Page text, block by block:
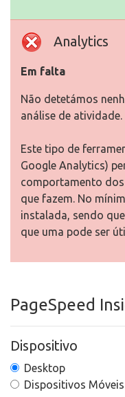
Analytics
Em falta
Não detetámos
análise de atividade.
Este tipo de
Google Analytics)
comportamento
que fazem. No
instalada, sendo
que uma pode ser
PageSpeed
Dispositivo
Desktop
Dispositivos Móveis